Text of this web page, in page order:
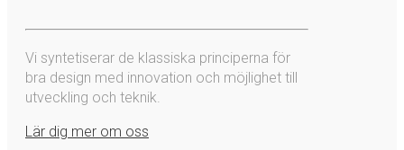
Vi syntetiserar de klassiska principerna för
bra design med innovation och möjlighet till
utveckling och teknik.
Lär dig mer om oss